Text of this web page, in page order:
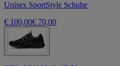
Unisex SportStyle Schuhe
€ 100,00€ 70,00